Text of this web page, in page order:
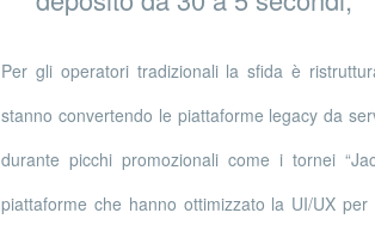
Per gli operatori tradizionali la sfida è
stanno convertendo le piattaforme legacy da
durante picchi promozionali come i tornei
piattaforme che hanno ottimizzato la UI/UX